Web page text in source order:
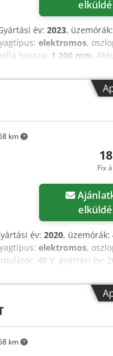
év: 2023, üzemórák:
elektromos,
hossza: 1 200 mm,
212 cm Crjdpfx
forduljon az
képet
km
Fix
Ajánlatkérés
év: 2020, üzemórák:
elektromos,
48 V, gyártási év:
Külső állapot: nagyon jó
Toyota Material
km